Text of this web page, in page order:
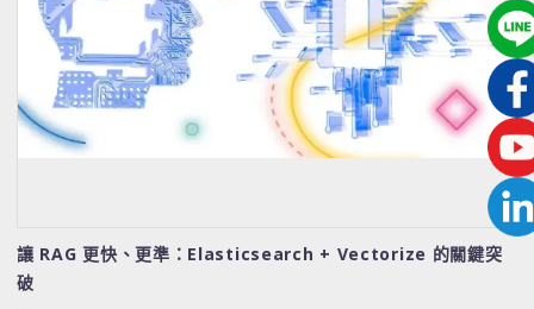
讓 RAG 更快、更準：Elasticsearch + Vectorize 的關鍵突
破